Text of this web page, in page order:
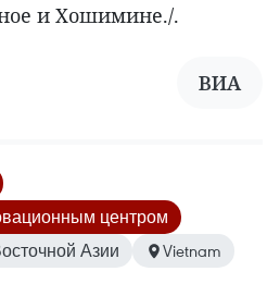
и Хошимине./.
ВИА
центром
Азии Vietnam